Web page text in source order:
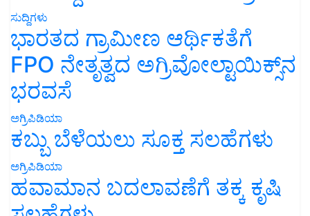
ಸುದ್ದಿಗಳು
ಭಾರತದ ಗ್ರಾಮೀಣ ಆರ್ಥಿಕತೆಗೆ
FPO ನೇತೃತ್ವದ ಅಗ್ರಿವೋಲ್ಟಾಯಿಕ್ಸ್‌ನ
ಭರವಸೆ
ಅಗ್ರಿಪಿಡಿಯಾ
ಕಬ್ಬು ಬೆಳೆಯಲು ಸೂಕ್ತ ಸಲಹೆಗಳು
ಅಗ್ರಿಪಿಡಿಯಾ
ಹವಾಮಾನ ಬದಲಾವಣೆಗೆ ತಕ್ಕ ಕೃಷಿ